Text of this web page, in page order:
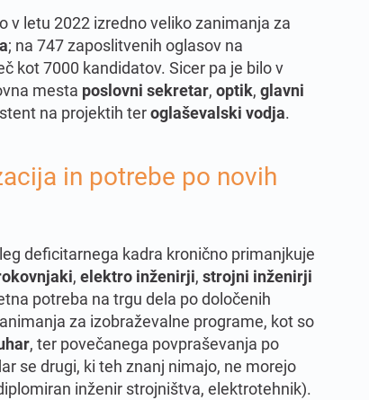
v letu 2022 izredno veliko zanimanja za
; na 747 zaposlitvenih oglasov na
kot 7000 kandidatov. Sicer pa je bilo v
mesta poslovni sekretar, optik, glavni
na projektih teroglaševalski vodja.
in potrebe po novih
deficitarnega kadra kronično primanjkuje
, elektro inženirji, strojni inženirji
potreba na trgu dela po določenih
za izobraževalne programe, kot so
, ter povečanega povpraševanja po
se drugi, ki teh znanj nimajo, ne morejo
inženir strojništva, elektrotehnik).